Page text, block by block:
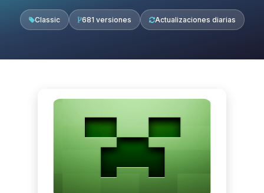
Classic 681 versiones Actualizaciones diarias